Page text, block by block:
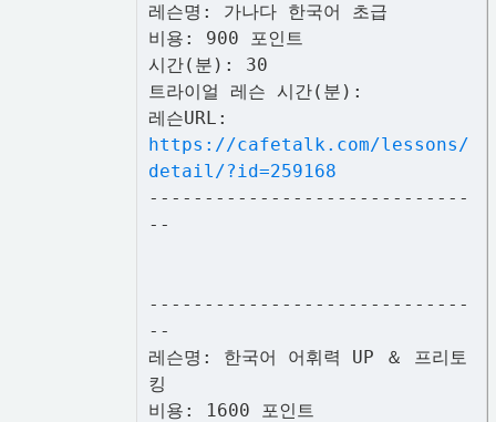
레슨명: 가나다 한국어 초급
비용: 900 포인트
시간(분): 30
트라이얼 레슨 시간(분):
레슨URL:
https://cafetalk.com/lessons/
detail/?id=259168
-----------------------------
--
-----------------------------
--
레슨명: 한국어 어휘력 UP ＆ 프리토
킹
비용: 1600 포인트